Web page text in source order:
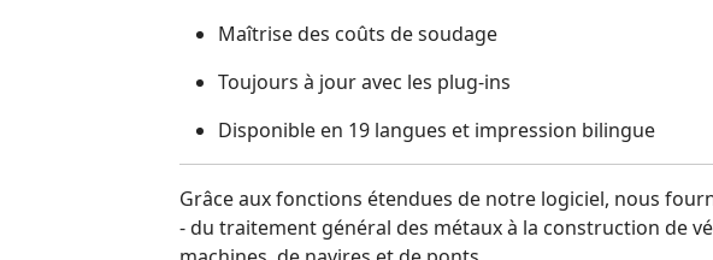
Maîtrise des coûts de soudage
Toujours à jour avec les plug-ins
Disponible en 19 langues et impression bilingue
Grâce aux fonctions étendues de notre logiciel, nous
- du traitement général des métaux à la construction de